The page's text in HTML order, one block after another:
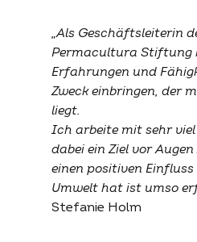
„Als Geschäftsleiterin
Permacultura Stiftung
Erfahrungen und
Zweck einbringen, der
liegt.
Ich arbeite mit sehr
dabei ein Ziel vor
einen positiven
Umwelt hat ist umso
Stefanie Holm